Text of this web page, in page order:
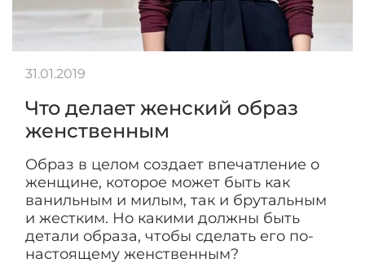
Что делает женский образ
женственным
Образ в целом создает впечатление о
женщине, которое может быть как
ванильным и милым, так и брутальным
и жестким. Но какими должны быть
детали образа, чтобы сделать его по-
настоящему женственным?
31.01.2019